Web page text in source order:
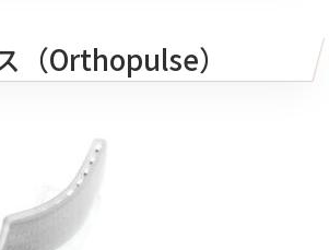
（Orthopulse）